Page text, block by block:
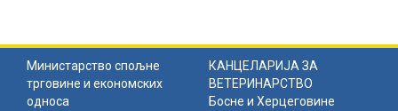
Министарство спољне
трговине и економских
односа
КАНЦЕЛАРИЈА ЗА
ВЕТЕРИНАРСТВО
Босне и Херцеговине